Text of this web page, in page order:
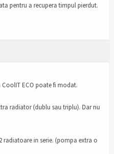
pentru a recupera timpul pierdut.
ECO poate fi modat.
radiator (dublu sau triplu). Dar nu
radiatoare in serie. (pompa extra o